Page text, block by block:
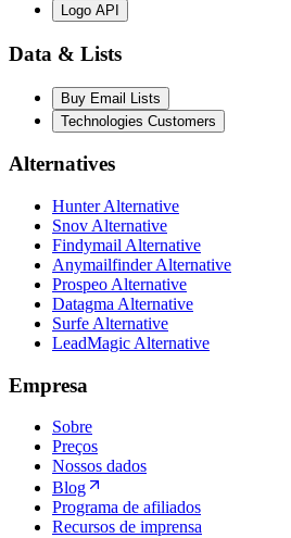
Logo API
Data & Lists
Buy Email Lists
Technologies Customers
Alternatives
Hunter Alternative
Snov Alternative
Findymail Alternative
Anymailfinder Alternative
Prospeo Alternative
Datagma Alternative
Surfe Alternative
LeadMagic Alternative
Empresa
Sobre
Preços
Nossos dados
Blog
Programa de afiliados
Recursos de imprensa